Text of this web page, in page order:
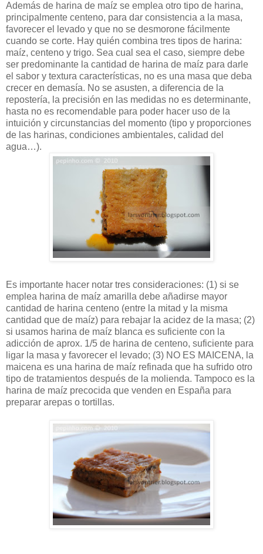
Además de harina de maíz se emplea otro tipo de harina,
principalmente centeno, para dar consistencia a la masa,
favorecer el levado y que no se desmorone fácilmente
cuando se corte. Hay quién combina tres tipos de harina:
maíz, centeno y trigo. Sea cual sea el caso, siempre debe
ser predominante la cantidad de harina de maíz para darle
el sabor y textura características, no es una masa que deba
crecer en demasía. No se asusten, a diferencia de la
repostería, la precisión en las medidas no es determinante,
hasta no es recomendable para poder hacer uso de la
intuición y circunstancias del momento (tipo y proporciones
de las harinas, condiciones ambientales, calidad del
agua…).
Es importante hacer notar tres consideraciones: (1) si se
emplea harina de maíz amarilla debe añadirse mayor
cantidad de harina centeno (entre la mitad y la misma
cantidad que de maíz) para rebajar la acidez de la masa; (2)
si usamos harina de maíz blanca es suficiente con la
adicción de aprox. 1/5 de harina de centeno, suficiente para
ligar la masa y favorecer el levado; (3) NO ES MAICENA, la
maicena es una harina de maíz refinada que ha sufrido otro
tipo de tratamientos después de la molienda. Tampoco es la
harina de maíz precocida que venden en España para
preparar arepas o tortillas.